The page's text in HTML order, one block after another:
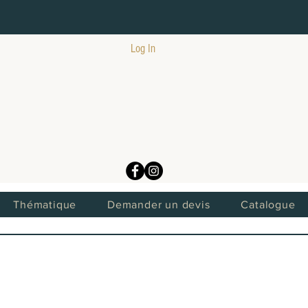
Log In
Thématique Demander un devis Catalogue